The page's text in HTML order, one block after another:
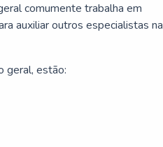
comumente trabalha em
auxiliar outros especialistas na
geral, estão: